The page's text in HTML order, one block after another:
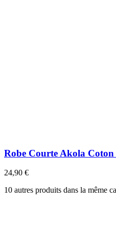
Robe Courte Akola
24,90 €
10 autres produits dans la même